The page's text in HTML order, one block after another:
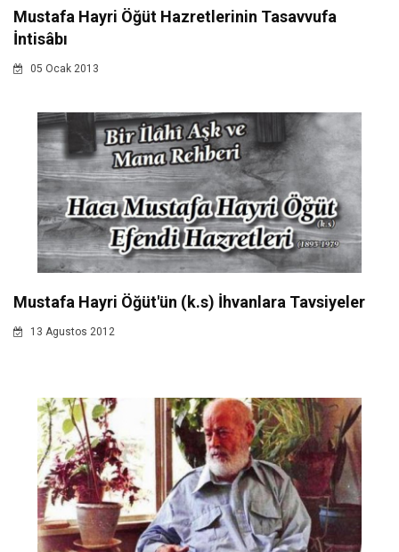
Mustafa Hayri Öğüt Hazretlerinin Tasavvufa
İntisâbı
05 Ocak 2013
Mustafa Hayri Öğüt'ün (k.s) İhvanlara Tavsiyeler
13 Agustos 2012